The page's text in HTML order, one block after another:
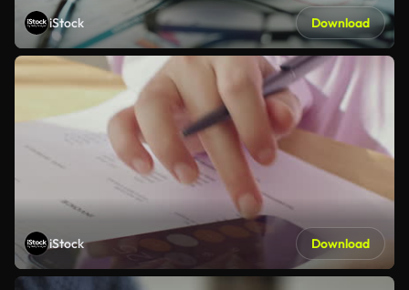
iStock Download
iStock Download